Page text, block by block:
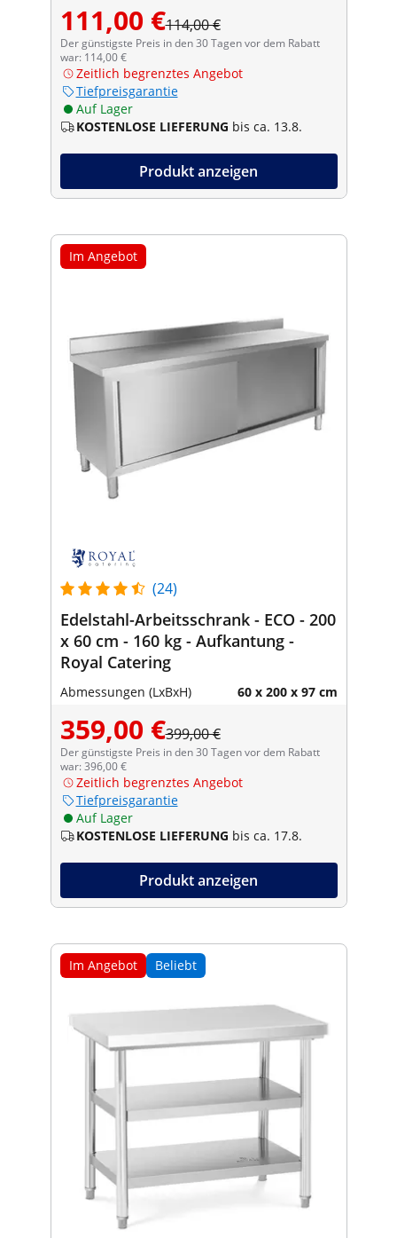
111,00 €114,00 €
Der günstigste Preis in den 30 Tagen vor dem Rabatt
war: 114,00 €
Zeitlich begrenztes Angebot
Tiefpreisgarantie
Auf Lager
KOSTENLOSE LIEFERUNG bis ca. 13.8.
Produkt anzeigen
Im Angebot
(24)
Edelstahl-Arbeitsschrank - ECO - 200
x 60 cm - 160 kg - Aufkantung -
Royal Catering
Abmessungen (LxBxH) 60 x 200 x 97 cm
359,00 €399,00 €
Der günstigste Preis in den 30 Tagen vor dem Rabatt
war: 396,00 €
Zeitlich begrenztes Angebot
Tiefpreisgarantie
Auf Lager
KOSTENLOSE LIEFERUNG bis ca. 17.8.
Produkt anzeigen
Im Angebot Beliebt